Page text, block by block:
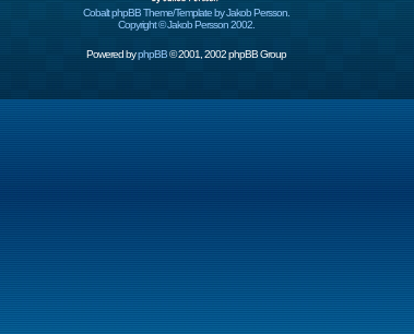
Cobalt phpBB Theme/Template by Jakob Persson.
Copyright © Jakob Persson 2002.
Powered byphpBB© 2001, 2002 phpBB Group